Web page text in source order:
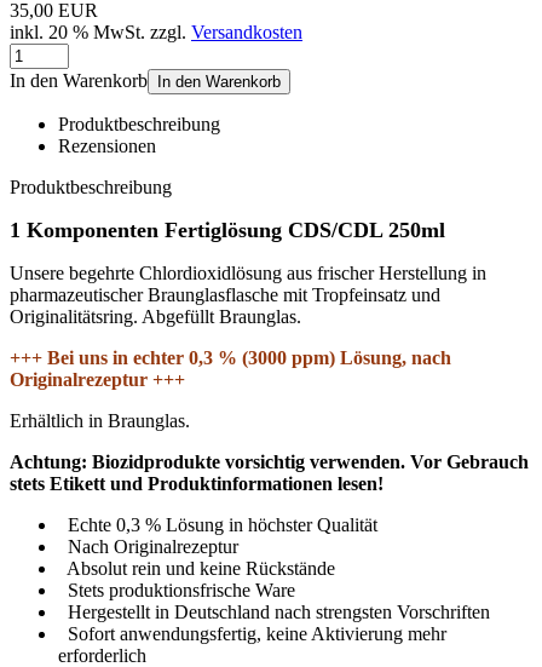
35,00 EUR
inkl. 20 % MwSt. zzgl. Versandkosten
In den Warenkorb In den Warenkorb
Produktbeschreibung
Rezensionen
Produktbeschreibung
1 Komponenten Fertiglösung CDS/CDL 250ml
Unsere begehrte Chlordioxidlösung aus frischer Herstellung in
pharmazeutischer Braunglasflasche mit Tropfeinsatz und
Originalitätsring. Abgefüllt Braunglas.
+++ Bei uns in echter 0,3 % (3000 ppm) Lösung, nach
Originalrezeptur +++
Erhältlich in Braunglas.
Achtung: Biozidprodukte vorsichtig verwenden. Vor Gebrauch
stets Etikett und Produktinformationen lesen!
Echte 0,3 % Lösung in höchster Qualität
Nach Originalrezeptur
Absolut rein und keine Rückstände
Stets produktionsfrische Ware
Hergestellt in Deutschland nach strengsten Vorschriften
Sofort anwendungsfertig, keine Aktivierung mehr
erforderlich